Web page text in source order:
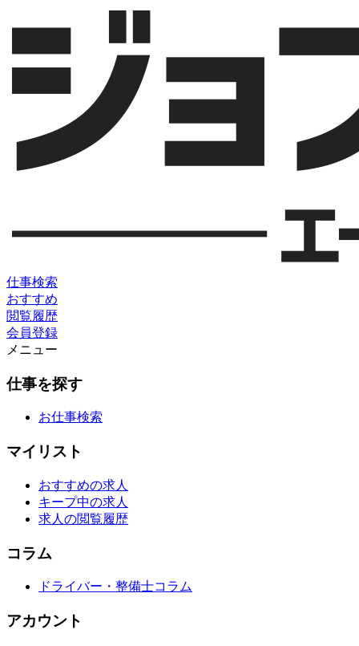
仕事検索
おすすめ
閲覧履歴
会員登録
メニュー
仕事を探す
お仕事検索
マイリスト
おすすめの求人
キープ中の求人
求人の閲覧履歴
コラム
ドライバー・整備士コラム
アカウント